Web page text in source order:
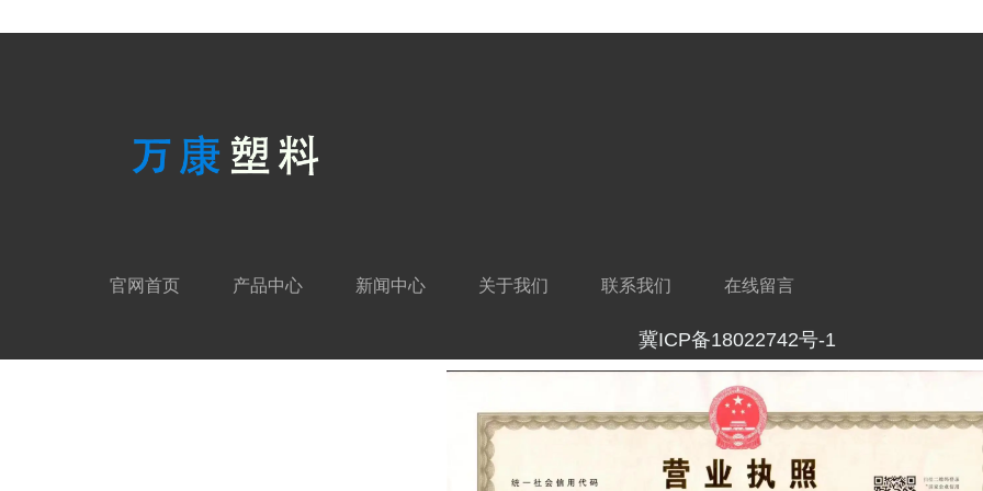
官网首页 产品中心 新闻中心 关于我们 联系我们 在线留言
冀ICP备18022742号-1